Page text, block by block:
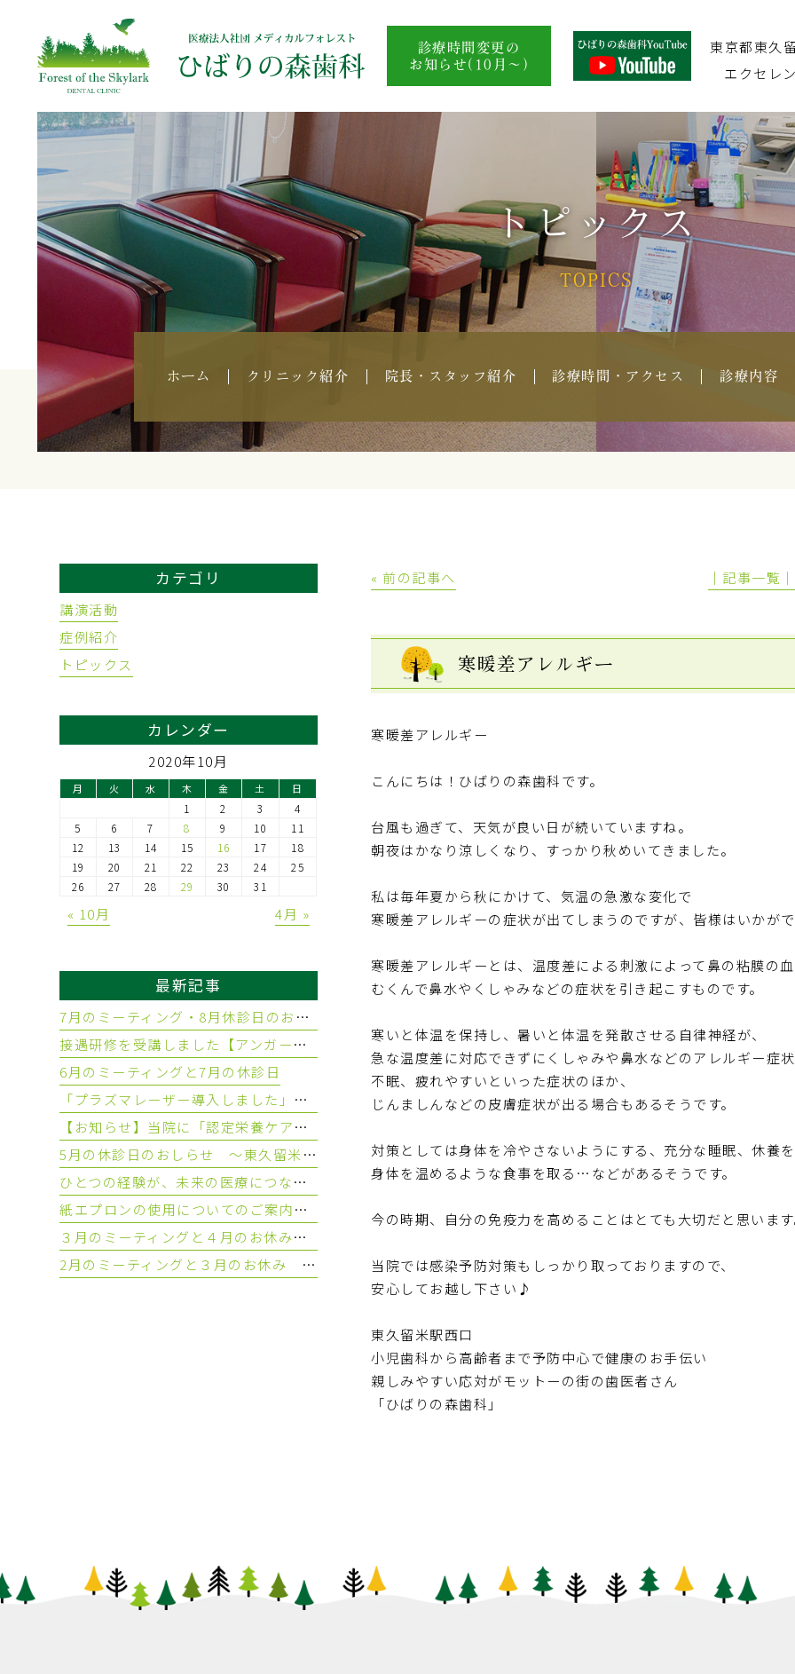
診療時間変更の
お知らせ(10月～)
東京都東久
エクセレ
トピックス
TOPICS
ホーム クリニック紹介 院長・スタッフ紹介 診療時間・アクセス 診療内容
« 前の記事へ │記事一覧│
寒暖差アレルギー
寒暖差アレルギー
こんにちは！ひばりの森歯科です。
台風も過ぎて、天気が良い日が続いていますね。
朝夜はかなり涼しくなり、すっかり秋めいてきました。
私は毎年夏から秋にかけて、気温の急激な変化で
寒暖差アレルギーの症状が出てしまうのですが、皆様はいかが
寒暖差アレルギーとは、温度差による刺激によって鼻の粘膜の
むくんで鼻水やくしゃみなどの症状を引き起こすものです。
寒いと体温を保持し、暑いと体温を発散させる自律神経が、
急な温度差に対応できずにくしゃみや鼻水などのアレルギー症
不眠、疲れやすいといった症状のほか、
じんましんなどの皮膚症状が出る場合もあるそうです。
対策としては身体を冷やさないようにする、充分な睡眠、休養
身体を温めるような食事を取る…などがあるそうです。
今の時期、自分の免疫力を高めることはとても大切だと思いま
当院では感染予防対策もしっかり取っておりますので、
安心してお越し下さい♪
東久留米駅西口
小児歯科から高齢者まで予防中心で健康のお手伝い
親しみやすい応対がモットーの街の歯医者さん
「ひばりの森歯科」
カテゴリ
講演活動
症例紹介
トピックス
カレンダー
2020年10月
月 火 水 木 金 土 日
1 2 3
4
5
6 7 8 9 10
11
12
13 14 15 16 17
18
19
20 21 22 23 24
25
26
27 28 29 30 31
« 10月 4月 »
最新記事
7月のミーティング・8月休診日のお知らせ ～東久留米 ひばりの森歯科～
接遇研修を受講しました【アンガーマネジメント】
6月のミーティングと7月の休診日
「プラズマレーザー導入しました」～東久留米 ひばりの森歯科～
【お知らせ】当院に「認定栄養ケアステーションひばり相談室」が誕生しました！
5月の休診日のおしらせ ～東久留米 ひばりの森歯科～
ひとつの経験が、未来の医療につながること ～東久留米 ひばりの森歯科～
紙エプロンの使用についてのご案内 ～東久留米 ひばりの森歯科～
３月のミーティングと４月のお休み ～東久留米 ひばりの森歯科～
2月のミーティングと３月のお休み ～東久留米 ひばりの森歯科～